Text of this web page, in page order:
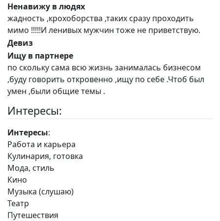
Ненавижу в людях
жадность ,крохоборства ,таких сразу проходить
мимо !!!!!И ленивых мужчин тоже не приветствую.
Девиз
Ищу в партнере
по скольку сама всю жизнь занималась бизнесом
,буду говорить откровенно ,ищу по себе .Чтоб был
умен ,были общие темы .
Интересы:
Интересы:
Работа и карьера
Кулинария, готовка
Мода, стиль
Кино
Музыка (слушаю)
Театр
Путешествия